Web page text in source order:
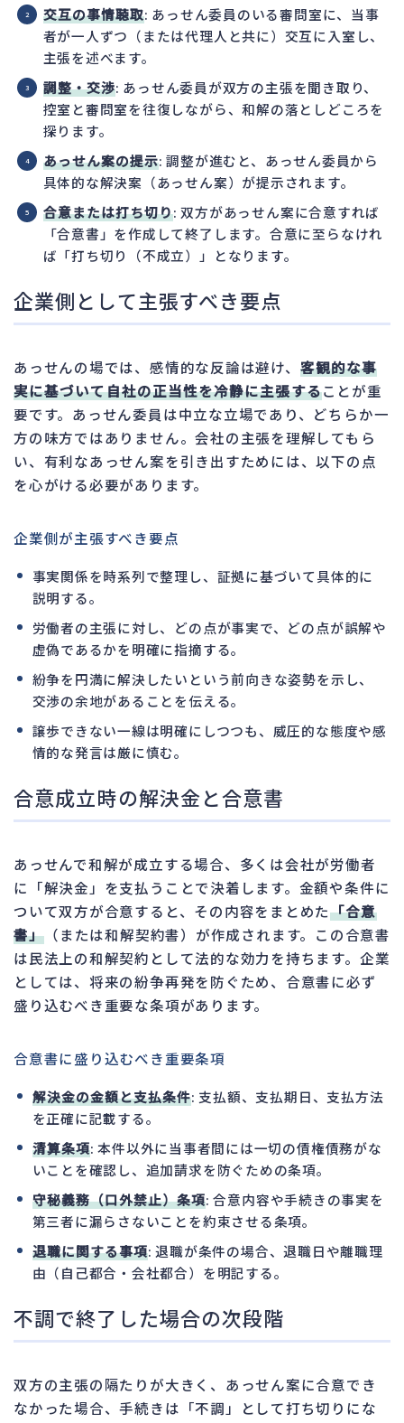
交互の事情聴取: あっせん委員のいる審問室に、当事
者が一人ずつ（または代理人と共に）交互に入室し、
主張を述べます。
調整・交渉: あっせん委員が双方の主張を聞き取り、
控室と審問室を往復しながら、和解の落としどころを
探ります。
あっせん案の提示: 調整が進むと、あっせん委員から
具体的な解決案（あっせん案）が提示されます。
合意または打ち切り: 双方があっせん案に合意すれば
「合意書」を作成して終了します。合意に至らなけれ
ば「打ち切り（不成立）」となります。
企業側として主張すべき要点
あっせんの場では、感情的な反論は避け、 客観的な事
実に基づいて自社の正当性を冷静に主張することが重
要です。あっせん委員は中立な立場であり、どちらか一
方の味方ではありません。会社の主張を理解してもら
い、有利なあっせん案を引き出すためには、以下の点
を心がける必要があります。
企業側が主張すべき要点
事実関係を時系列で整理し、証拠に基づいて具体的に
説明する。
労働者の主張に対し、どの点が事実で、どの点が誤解や
虚偽であるかを明確に指摘する。
紛争を円満に解決したいという前向きな姿勢を示し、
交渉の余地があることを伝える。
譲歩できない一線は明確にしつつも、威圧的な態度や感
情的な発言は厳に慎む。
合意成立時の解決金と合意書
あっせんで和解が成立する場合、多くは会社が労働者
に「解決金」を支払うことで決着します。金額や条件に
ついて双方が合意すると、その内容をまとめた「合意
書」 （または和解契約書）が作成されます。この合意書
は民法上の和解契約として法的な効力を持ちます。企業
としては、将来の紛争再発を防ぐため、合意書に必ず
盛り込むべき重要な条項があります。
合意書に盛り込むべき重要条項
解決金の金額と支払条件: 支払額、支払期日、支払方法
を正確に記載する。
清算条項: 本件以外に当事者間には一切の債権債務がな
いことを確認し、追加請求を防ぐための条項。
守秘義務（口外禁止）条項: 合意内容や手続きの事実を
第三者に漏らさないことを約束させる条項。
退職に関する事項: 退職が条件の場合、退職日や離職理
由（自己都合・会社都合）を明記する。
不調で終了した場合の次段階
双方の主張の隔たりが大きく、あっせん案に合意でき
なかった場合、手続きは「不調」として打ち切りにな